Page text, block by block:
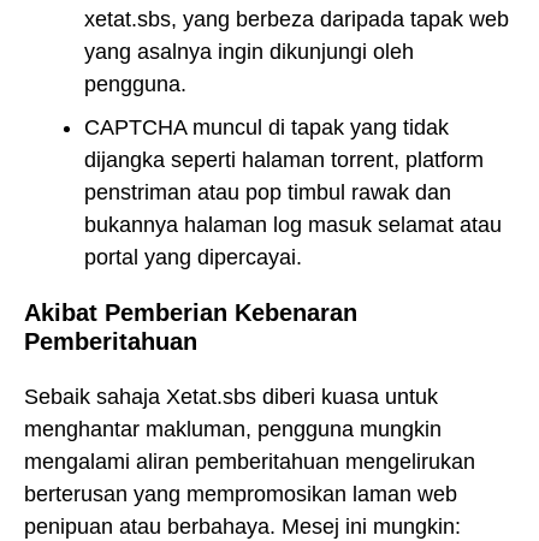
xetat.sbs, yang berbeza daripada tapak web
yang asalnya ingin dikunjungi oleh
pengguna.
CAPTCHA muncul di tapak yang tidak
dijangka seperti halaman torrent, platform
penstriman atau pop timbul rawak dan
bukannya halaman log masuk selamat atau
portal yang dipercayai.
Akibat Pemberian Kebenaran
Pemberitahuan
Sebaik sahaja Xetat.sbs diberi kuasa untuk
menghantar makluman, pengguna mungkin
mengalami aliran pemberitahuan mengelirukan
berterusan yang mempromosikan laman web
penipuan atau berbahaya. Mesej ini mungkin: